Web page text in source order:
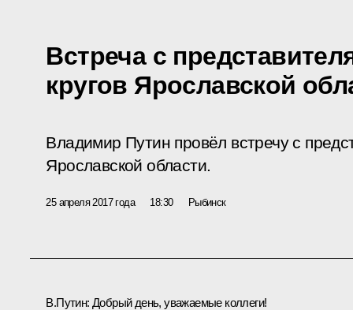
Встреча с
кругов Ярославской
Владимир Путин провёл встречу с
Ярославской области.
25 апреля 2017 года 18:30 Рыбинск
В.Путин: Добрый день, уважаемые коллеги!